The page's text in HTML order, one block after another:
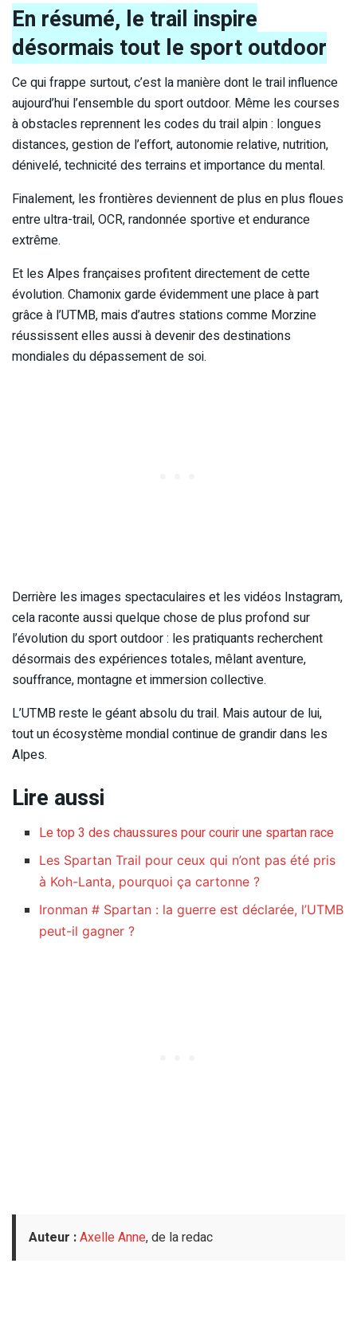
En résumé, le trail inspire
désormais tout le sport outdoor
Ce qui frappe surtout, c’est la manière dont le trail influence
aujourd’hui l’ensemble du sport outdoor. Même les courses
à obstacles reprennent les codes du trail alpin : longues
distances, gestion de l’effort, autonomie relative, nutrition,
dénivelé, technicité des terrains et importance du mental.
Finalement, les frontières deviennent de plus en plus floues
entre ultra-trail, OCR, randonnée sportive et endurance
extrême.
Et les Alpes françaises profitent directement de cette
évolution. Chamonix garde évidemment une place à part
grâce à l’UTMB, mais d’autres stations comme Morzine
réussissent elles aussi à devenir des destinations
mondiales du dépassement de soi.
Derrière les images spectaculaires et les vidéos Instagram,
cela raconte aussi quelque chose de plus profond sur
l’évolution du sport outdoor : les pratiquants recherchent
désormais des expériences totales, mêlant aventure,
souffrance, montagne et immersion collective.
L’UTMB reste le géant absolu du trail. Mais autour de lui,
tout un écosystème mondial continue de grandir dans les
Alpes.
Lire aussi
Le top 3 des chaussures pour courir une spartan race
Les Spartan Trail pour ceux qui n’ont pas été pris
à Koh-Lanta, pourquoi ça cartonne ?
Ironman # Spartan : la guerre est déclarée, l’UTMB
peut-il gagner ?
Auteur :Axelle Anne, de la redac